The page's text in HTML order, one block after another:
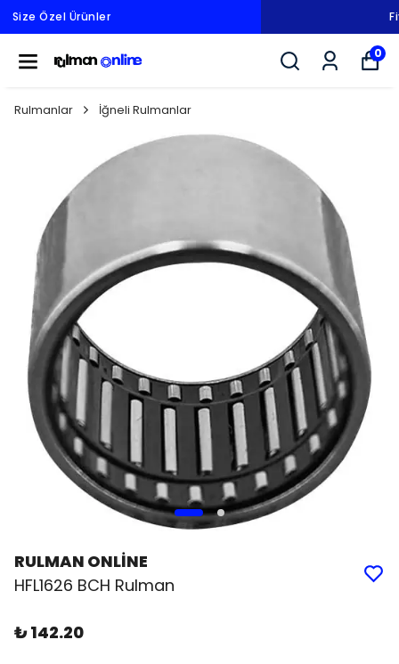
0
Rulmanlar İğneli Rulmanlar
RULMAN ONLİNE
HFL1626 BCH Rulman
₺ 142.20